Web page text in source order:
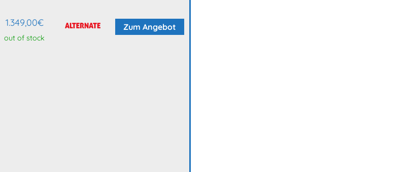
1.349,00€
out of stock
Zum Angebot